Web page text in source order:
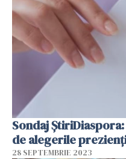
Sondaj
de alegerile
28 SEPTEMBRIE 2023